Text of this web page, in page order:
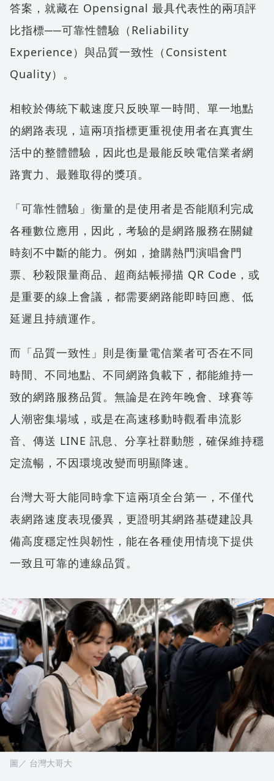
答案，就藏在 Opensignal 最具代表性的兩項評
比指標──可靠性體驗（Reliability
Experience）與品質一致性（Consistent
Quality）。
相較於傳統下載速度只反映單一時間、單一地點
的網路表現，這兩項指標更重視使用者在真實生
活中的整體體驗，因此也是最能反映電信業者網
路實力、最難取得的獎項。
「可靠性體驗」衡量的是使用者是否能順利完成
各種數位應用，因此，考驗的是網路服務在關鍵
時刻不中斷的能力。例如，搶購熱門演唱會門
票、秒殺限量商品、超商結帳掃描 QR Code，或
是重要的線上會議，都需要網路能即時回應、低
延遲且持續運作。
而「品質一致性」則是衡量電信業者可否在不同
時間、不同地點、不同網路負載下，都能維持一
致的網路服務品質。無論是在跨年晚會、球賽等
人潮密集場域，或是在高速移動時觀看串流影
音、傳送 LINE 訊息、分享社群動態，確保維持穩
定流暢，不因環境改變而明顯降速。
台灣大哥大能同時拿下這兩項全台第一，不僅代
表網路速度表現優異，更證明其網路基礎建設具
備高度穩定性與韌性，能在各種使用情境下提供
一致且可靠的連線品質。
圖／ 台灣大哥大